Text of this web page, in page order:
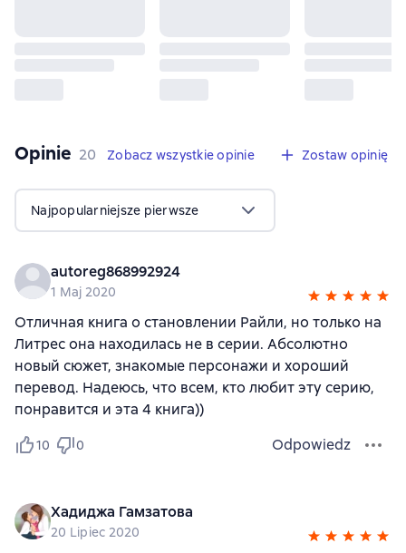
Opinie 20 opinie
20 Zobacz wszystkie opinie Zostaw opinię
Najpopularniejsze pierwsze
autoreg868992924
1 Maj 2020
Отличная книга о становлении Райли, но только на
Литрес она находилась не в серии. Абсолютно
новый сюжет, знакомые персонажи и хороший
перевод. Надеюсь, что всем, кто любит эту серию,
понравится и эта 4 книга))
10 0 Odpowiedz
Хадиджа Гамзатова
20 Lipiec 2020